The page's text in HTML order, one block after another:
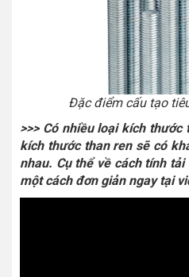
Đặc điểm cấu tạo
>>> Có nhiều loại kích
kích thước than ren sẽ có
nhau. Cụ thể về cách tính
một cách đơn giản ngay tại